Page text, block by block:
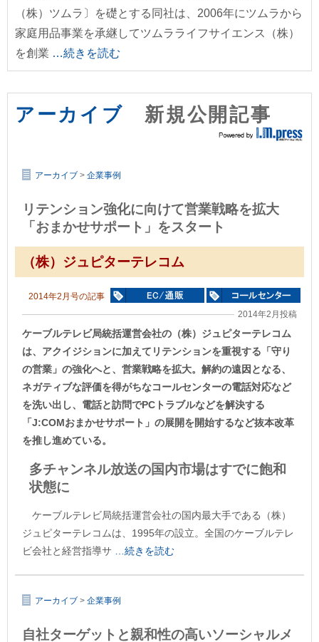
（株）ツムラ〕を礎とする同社は、2006年にツムラから
家庭用品事業を承継してツムラライフサイエンス（株）
を創業 …続きを読む
アーカイブ 新規公開記事
アーカイブ > 企業事例
リテンション強化に向けて営業戦略を拡大
「おまかせサポート」をスタート
（株）ジュピターテレコム
2014年2月号の記事
2014年2月投稿
ケーブルテレビ局統括運営会社の（株）ジュピターテレコム
は、アクイジションに加えてリテンションを重視する「守り
の営業」の強化へと、営業戦略を拡大。解約の遠因となる、
ネガティブな評価を得がちなコールセンターの電話対応など
を洗い出し、電話と訪問でPCトラブルなどを解決する
「J:COMおまかせサポート」の展開を開始するなど抜本改革
を推し進めている。
多チャンネル放送の国内市場はすでに飽和
状態に
ケーブルテレビ局統括運営会社の国内最大手である（株）
ジュピターテレコムは、1995年の設立。全国のケーブルテレ
ビ会社と経営指導サ …続きを読む
アーカイブ > 企業事例
自社ターゲットと親和性の高いソーシャルメ